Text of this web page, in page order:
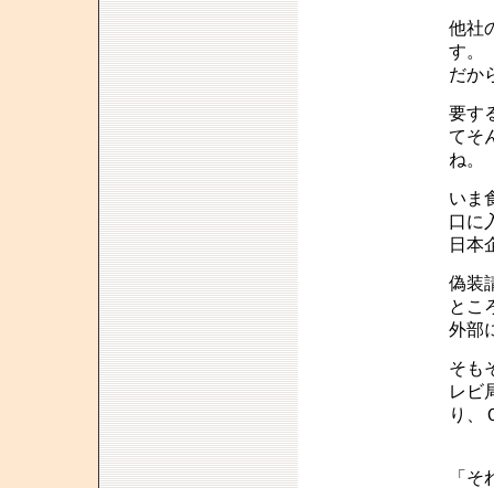
他社
す。
だか
要す
てそ
ね。
いま
口に
日本
偽装
とこ
外部
そも
レビ
り、
「